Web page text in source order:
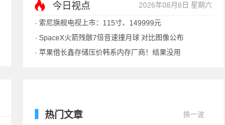
今日视点
2026年08月8日 星期六
索尼旗舰电视上市：115寸、149999元
SpaceX火箭残骸7倍音速撞月球 对比图像公布
苹果借长鑫存储压价韩系内存厂商！结果没用
热门文章 换一波